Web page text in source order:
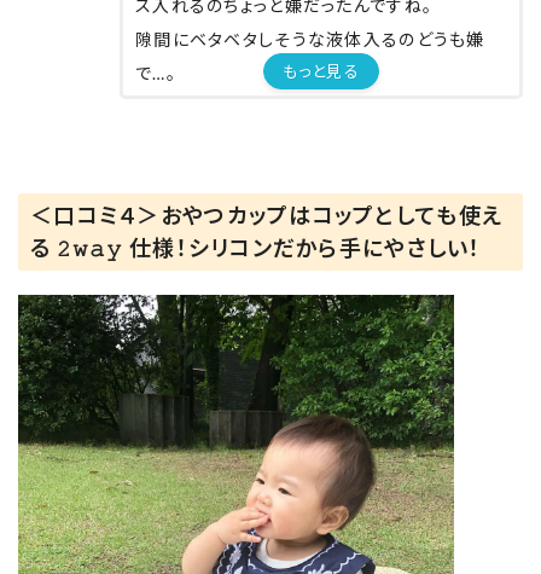
ス入れるのちょっと嫌だったんですね。
隙間にベタベタしそうな液体入るのどうも嫌
で…。
他の飲み物、牛乳や豆乳、ミックスジュース、フ
ルーツジュースなどは、なんでもない100均の
小さい器であげていました。
これなら洗うパーツ少ないしOK🙆🏻👌✨
とりあえず初使用は麦茶で試してみましたが、
上手に飲めました✨✨
続いておやつ。
ボーロを入れてみました👀
最初は苦戦してましたが、食べたい気持ちが強
かったのか、さっさとコツを掴んでどんどん食べ
進めていました(^^)
もっと見る
＜口コミ４＞おやつカップはコップとしても使え
る 𝟸𝚠𝚊𝚢 仕様！シリコンだから手にやさしい！